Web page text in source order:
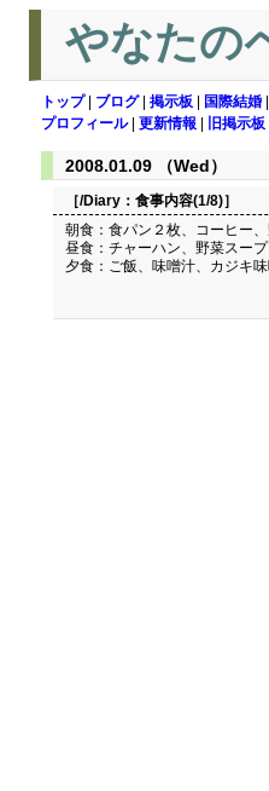
やなたの
トップ| ブログ| 掲示板 国際結婚
プロフィール| 更新情報 旧掲示板
2008.01.09 （Wed）
［/Diary： 食事内容(1/8)］
朝食：食パン２枚、コーヒー
昼食：チャーハン、野菜スー
夕食：ご飯、味噌汁、カジキ